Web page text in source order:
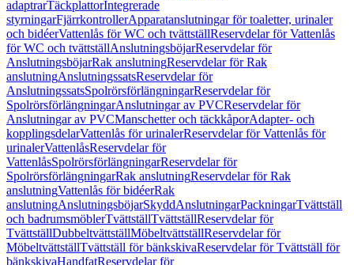
adaptrarTäckplattorIntegrerade
styrningarFjärrkontrollerApparatanslutningar för toaletter, urinaler
och bidéerVattenlås för WC och tvättställReservdelar för Vattenlås
för WC och tvättställAnslutningsböjarReservdelar för
AnslutningsböjarRak anslutningReservdelar för Rak
anslutningAnslutningssatsReservdelar för
AnslutningssatsSpolrörsförlängningarReservdelar för
SpolrörsförlängningarAnslutningar av PVCReservdelar för
Anslutningar av PVCManschetter och täckkåporAdapter- och
kopplingsdelarVattenlås för urinalerReservdelar för Vattenlås för
urinalerVattenlåsReservdelar för
VattenlåsSpolrörsförlängningarReservdelar för
SpolrörsförlängningarRak anslutningReservdelar för Rak
anslutningVattenlås för bidéerRak
anslutningAnslutningsböjarSkyddAnslutningarPackningarTvättställ
och badrumsmöblerTvättställTvättställReservdelar för
TvättställDubbeltvättställMöbeltvättställReservdelar för
MöbeltvättställTvättställ för bänkskivaReservdelar för Tvättställ för
bänkskivaHandfatReservdelar för